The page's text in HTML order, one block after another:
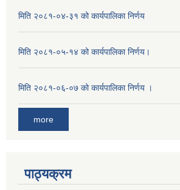
मिति २०८१-०४-३१ को कार्यपालिका निर्णय
मिति २०८१-०५-१४ को कार्यपालिका निर्णय।
मिति २०८१-०६-०७ को कार्यपालिका निर्णय ।
more
पाठ्यक्रम